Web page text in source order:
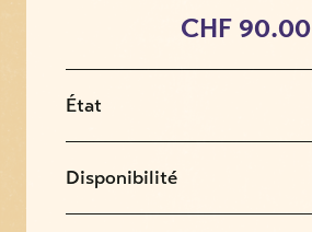
CHF 90.00
État
Disponibilité